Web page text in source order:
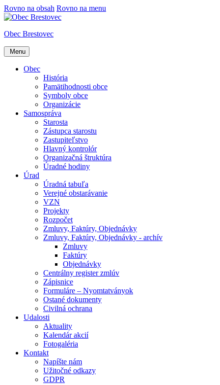
Rovno na obsah Rovno na menu
Obec Brestovec
Menu
Obec
História
Pamätihodnosti obce
Symboly obce
Organizácie
Samospráva
Starosta
Zástupca starostu
Zastupiteľstvo
Hlavný kontrolór
Organizačná štruktúra
Úradné hodiny
Úrad
Úradná tabuľa
Verejné obstarávanie
VZN
Projekty
Rozpočet
Zmluvy, Faktúry, Objednávky
Zmluvy, Faktúry, Objednávky - archív
Zmluvy
Faktúry
Objednávky
Centrálny register zmlúv
Zápisnice
Formuláre – Nyomtatványok
Ostané dokumenty
Civilná ochrana
Udalosti
Aktuality
Kalendár akcií
Fotogaléria
Kontakt
Napíšte nám
Užitočné odkazy
GDPR